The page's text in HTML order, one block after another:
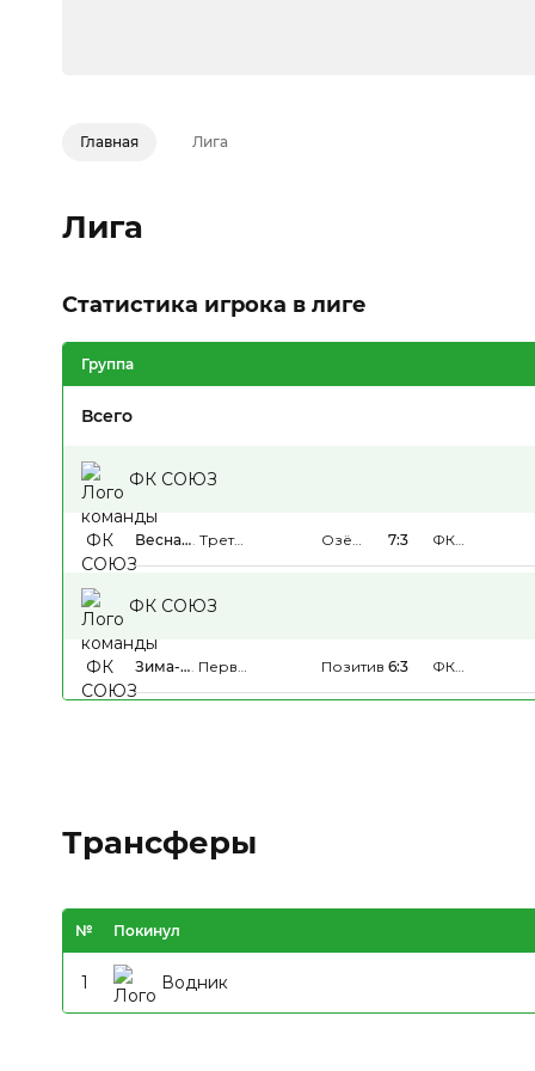
Главная Лига
Лига
Статистика игрока в лиге
Группа
Всего
ФК СОЮЗ
Весна-
Лето
.Третья
Озёры
7:3
ФК
ФК СОЮЗ
Зима-
Весна
2026
. Первая
Позитив 6:3
ФК
Трансферы
№ Покинул
1 Водник